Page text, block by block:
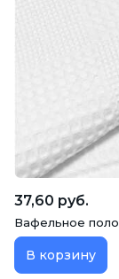
37,60 руб.
Вафельное
В корзину